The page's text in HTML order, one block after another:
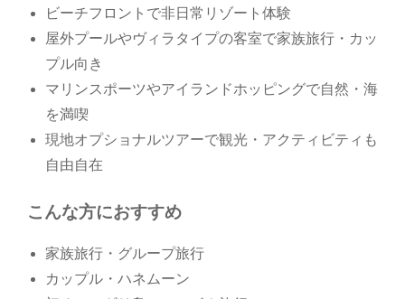
ビーチフロントで非日常リゾート体験
屋外プールやヴィラタイプの客室で家族旅行・カッ
プル向き
マリンスポーツやアイランドホッピングで自然・海
を満喫
現地オプショナルツアーで観光・アクティビティも
自由自在
こんな方におすすめ
家族旅行・グループ旅行
カップル・ハネムーン